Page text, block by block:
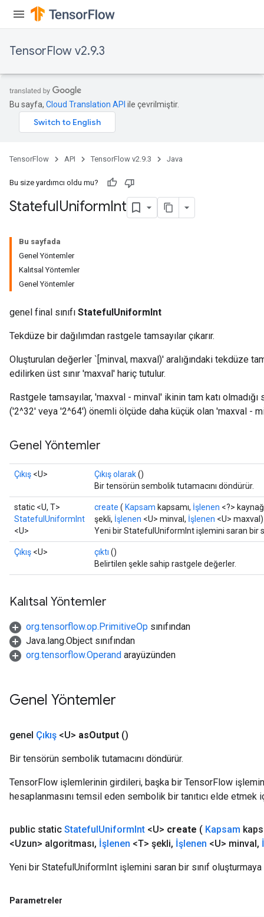
TensorFlow v2.9.3
Bu sayfa, Cloud Translation API ile çevrilmiştir.
TensorFlow API TensorFlow v2.9.3 Java
Bu size yardımcı oldu mu?
StatefulUniformInt
Bu sayfada
Genel Yöntemler
Kalıtsal Yöntemler
Genel Yöntemler
genel final sınıfı StatefulUniformInt
Tekdüze bir dağılımdan rastgele tamsayılar çıkarır.
Oluşturulan değerler `[minval, maxval)' aralığındaki tekdüze
edilirken üst sınır 'maxval' hariç tutulur.
Rastgele tamsayılar, 'maxval - minval' ikinin tam katı olmadığı
('2^32' veya '2^64') önemli ölçüde daha küçük olan 'maxval -
Genel Yöntemler
Çıkış <U> Çıkış olarak()
Bir tensörün sembolik tutamacını döndürür.
static <U, T>
StatefulUniformInt
<U>
create ( Kapsam kapsamı, İşlenen <?>
şekli, İşlenen <U> minval, İşlenen <U> maxval)
Yeni bir StatefulUniformInt işlemini saran bir
Çıkış <U> çıktı ()
Belirtilen şekle sahip rastgele değerler.
Kalıtsal Yöntemler
org.tensorflow.op.PrimitiveOp sınıfından
Java.lang.Object sınıfından
org.tensorflow.Operand arayüzünden
Genel Yöntemler
genel Çıkış <U> asOutput ()
Bir tensörün sembolik tutamacını döndürür.
TensorFlow işlemlerinin girdileri, başka bir TensorFlow
hesaplanmasını temsil eden sembolik bir tanıtıcı elde etmek
public static StatefulUniformInt <U> create ( Kapsam
<Uzun> algoritması, İşlenen <T> şekli, İşlenen <U> minval,
Yeni bir StatefulUniformInt işlemini saran bir sınıf
Parametreler